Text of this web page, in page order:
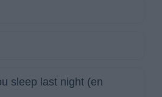
sleep last night (en